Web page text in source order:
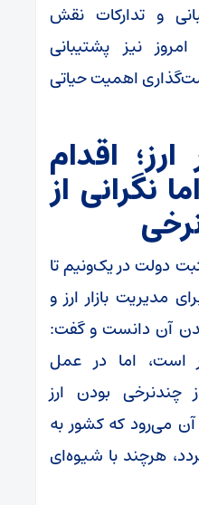
و تدارکات نقش
نیز پشتیبانی
اهمیت حیاتی
ارز؛ اقدام
نگرانی از
دولت در یک‌ونیم تا
مدیریت بازار ارز و
آن دانست و گفت:
است، اما در عمل
چندنرخی بودن ارز
می‌رود که کشور به
هرچند با شیوه‌ای